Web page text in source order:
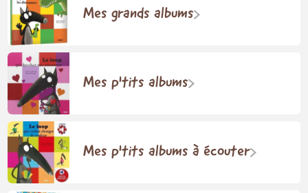
Mes grands albums
Mes p'tits albums
Mes p'tits albums à écouter